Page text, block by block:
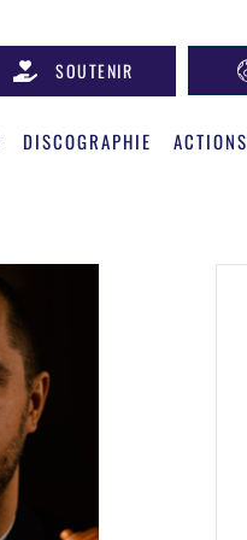
SOUTENIR
DISCOGRAPHIE ACTIONS